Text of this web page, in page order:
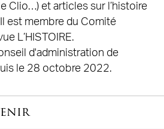
Clio…) et articles sur l’histoire
est membre du Comité
L’HISTOIRE.
d'administration de
le 28 octobre 2022.